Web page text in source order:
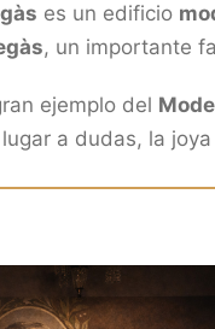
es un edificio
, un importante
ejemplo del
a dudas, la joya